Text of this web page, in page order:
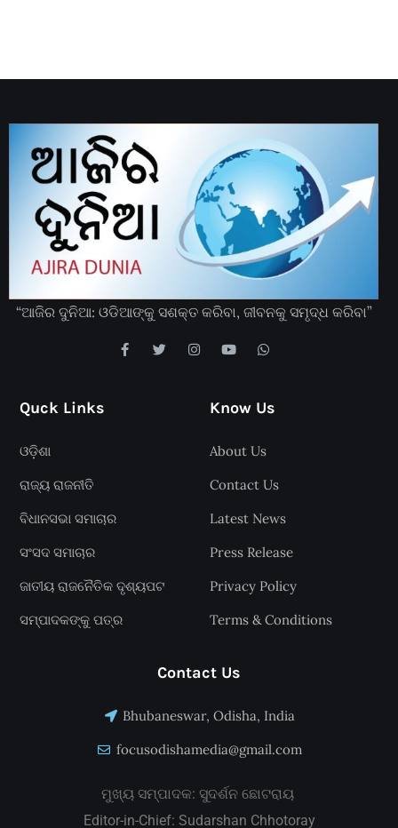
“ଆଜିର ଦୁନିଆ: ଓଡିଆଙ୍କୁ ସଶକ୍ତ କରିବା, ଜୀବନକୁ ସମୃଦ୍ଧ କରିବା”
Quck Links
ଓଡ଼ିଶା
ରାଜ୍ୟ ରାଜନୀତି
ବିଧାନସଭା ସମାଚାର
ସଂସଦ ସମାଚାର
ଜାତୀୟ ରାଜନୈତିକ ଦୃଶ୍ୟପଟ
ସମ୍ପାଦକଙ୍କୁ ପତ୍ର
Know Us
About Us
Contact Us
Latest News
Press Release
Privacy Policy
Terms & Conditions
Contact Us
Bhubaneswar, Odisha, India
focusodishamedia@gmail.com
ମୁଖ୍ୟ ସମ୍ପାଦକ: ସୁଦର୍ଶନ ଛୋଟରାୟ
Editor-in-Chief: Sudarshan Chhotoray